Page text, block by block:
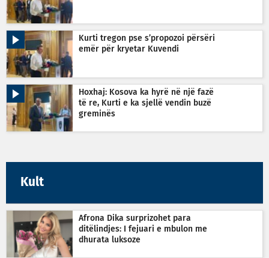
Kurti tregon pse s’propozoi përsëri
emër për kryetar Kuvendi
Hoxhaj: Kosova ka hyrë në një fazë
të re, Kurti e ka sjellë vendin buzë
greminës
Kult
Afrona Dika surprizohet para
ditëlindjes: I fejuari e mbulon me
dhurata luksoze